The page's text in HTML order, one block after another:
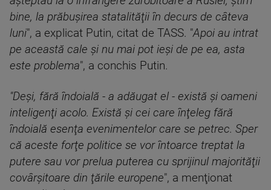
bine, la prăbuşirea statalităţii în decurs de câteva
luni", a explicat Putin, citat de TASS. "Apoi au intrat
pe această cale şi nu mai pot ieşi de pe ea, asta
este problema", a conchis Putin.
"Deşi, fără îndoială - a adăugat el - există şi oameni
inteligenţi acolo. Există şi cei care înţeleg fără
îndoială esenţa evenimentelor care se petrec. Sper
că aceste forţe politice se vor întoarce treptat la
putere sau vor prelua puterea cu sprijinul majorităţii
covârşitoare din ţările europene", a menţionat